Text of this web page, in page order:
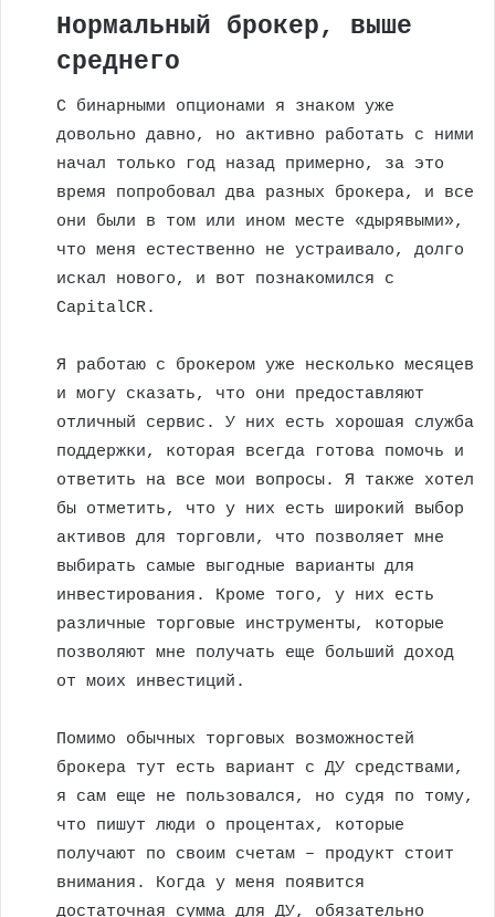
Нормальный брокер, выше
среднего
С бинарными опционами я знаком уже
довольно давно, но активно работать с ними
начал только год назад примерно, за это
время попробовал два разных брокера, и все
они были в том или ином месте «дырявыми»,
что меня естественно не устраивало, долго
искал нового, и вот познакомился с
CapitalCR.
Я работаю с брокером уже несколько месяцев
и могу сказать, что они предоставляют
отличный сервис. У них есть хорошая служба
поддержки, которая всегда готова помочь и
ответить на все мои вопросы. Я также хотел
бы отметить, что у них есть широкий выбор
активов для торговли, что позволяет мне
выбирать самые выгодные варианты для
инвестирования. Кроме того, у них есть
различные торговые инструменты, которые
позволяют мне получать еще больший доход
от моих инвестиций.
Помимо обычных торговых возможностей
брокера тут есть вариант с ДУ средствами,
я сам еще не пользовался, но судя по тому,
что пишут люди о процентах, которые
получают по своим счетам – продукт стоит
внимания. Когда у меня появится
достаточная сумма для ДУ, обязательно